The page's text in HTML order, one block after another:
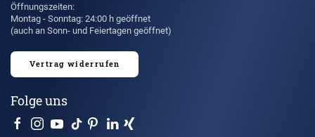
Öffnungszeiten:
Montag - Sonntag: 24:00 h geöffnet
(auch an Sonn- und Feiertagen geöffnet)
Vertrag widerrufen
Folge uns